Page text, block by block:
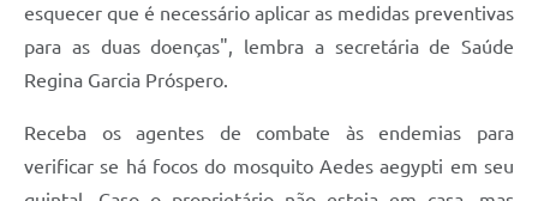
esquecer que é necessário aplicar as medidas preventivas
para as duas doenças", lembra a secretária de Saúde
Regina Garcia Próspero.
Receba os agentes de combate às endemias para
verificar se há focos do mosquito Aedes aegypti em seu